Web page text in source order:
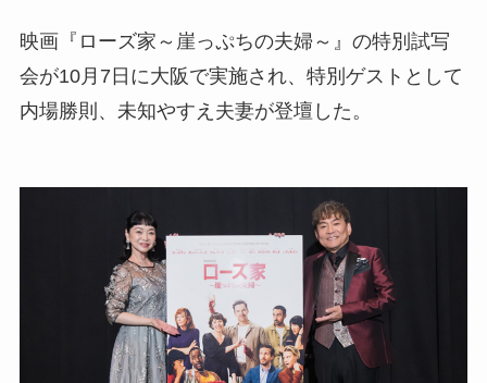
映画『ローズ家～崖っぷちの夫婦～』の特別試写
会が10月7日に大阪で実施され、特別ゲストとして
内場勝則、未知やすえ夫妻が登壇した。